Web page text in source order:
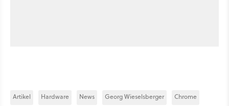
Artikel Hardware News Georg Wieselsberger Chrome